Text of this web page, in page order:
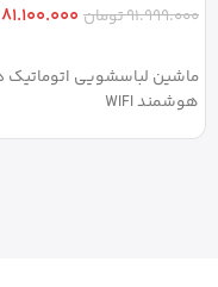
91.999.000تومان 81.100.000
هوشمند WIFI